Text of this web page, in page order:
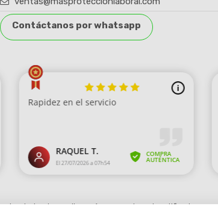
Contáctanos por whatsapp
haga clic aquí para mostrar el certificado.